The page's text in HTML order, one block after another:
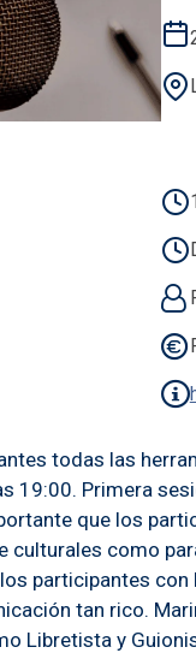
todas las
19:00. Primera
que los
culturales como
participantes
tan rico.
Libretista y